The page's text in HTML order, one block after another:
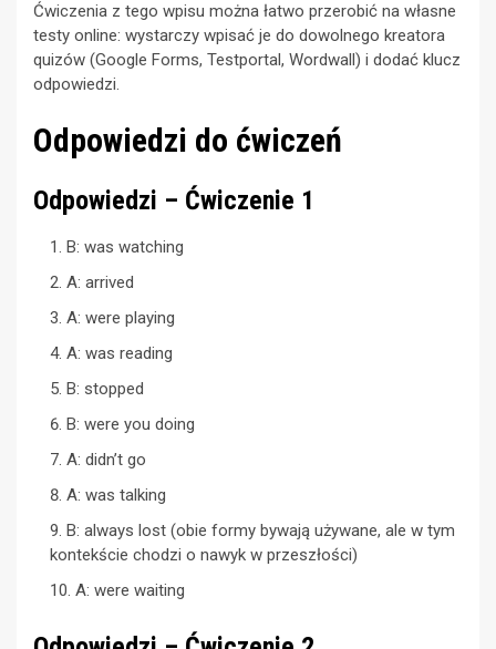
Ćwiczenia z tego wpisu można łatwo przerobić na własne
testy online: wystarczy wpisać je do dowolnego kreatora
quizów (Google Forms, Testportal, Wordwall) i dodać klucz
odpowiedzi.
Odpowiedzi do ćwiczeń
Odpowiedzi – Ćwiczenie 1
B: was watching
A: arrived
A: were playing
A: was reading
B: stopped
B: were you doing
A: didn’t go
A: was talking
B: always lost (obie formy bywają używane, ale w tym
kontekście chodzi o nawyk w przeszłości)
A: were waiting